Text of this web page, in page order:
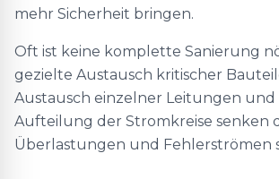
mehr Sicherheit bringen.
Oft ist keine komplette Sanierung
gezielte Austausch kritischer
Austausch einzelner Leitungen und
Aufteilung der Stromkreise senken
Überlastungen und Fehlerströmen